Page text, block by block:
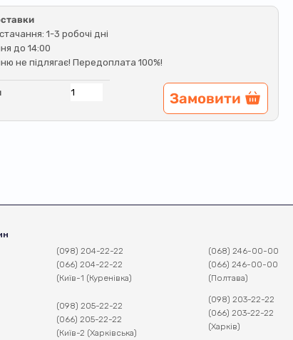
1-3 робочі дні
до 14:00
не підлягає! Передоплата 100%!
Замовити
(098) 204-22-22
(066) 204-22-22
(Київ-1 (Куренівка)
(098) 205-22-22
(066) 205-22-22
(Київ-2 (Харківська)
(068) 246-00-00
(066) 246-00-00
(Полтава)
(098) 203-22-22
(066) 203-22-22
(Харків)